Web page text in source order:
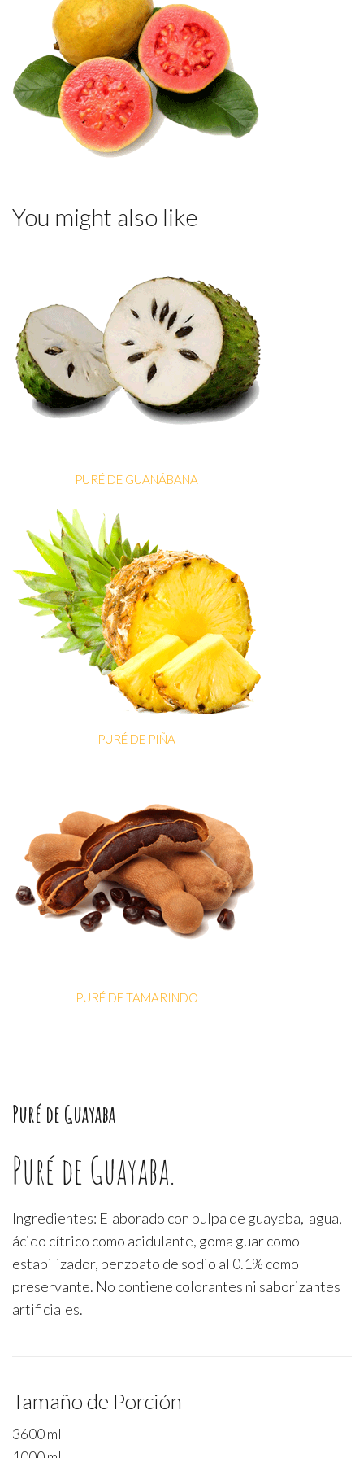
Puré de Guayaba
Puré de Guayaba.
Ingredientes: Elaborado con pulpa de guayaba, agua,
ácido cítrico como acidulante, goma guar como
estabilizador, benzoato de sodio al 0.1% como
preservante. No contiene colorantes ni saborizantes
artificiales.
Tamaño de Porción
3600 ml
You might also like
PURÉ DE GUANÁBANA
PURÉ DE PIÑA
PURÉ DE TAMARINDO